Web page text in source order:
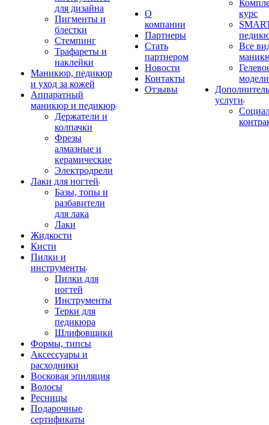
для дизайна
Пигменты и
блестки
Стемпинг
Трафареты и
наклейки
Маникюр, педикюр
и уход за кожей
Аппаратный
маникюр и педикюр
Держатели и
колпачки
Фрезы
алмазные и
керамические
Электродрели
Лаки для ногтей
Базы, топы и
разбавители
для лака
Лаки
Жидкости
Кисти
Пилки и
инструменты
Пилки для
ногтей
Инструменты
Терки для
педикюра
Шлифовщики
Формы, типсы
Аксессуары и
расходники
Восковая эпиляция
Волосы
Ресницы
Подарочные
сертификаты
О
компании
Партнеры
Стать
партнером
Новости
Контакты
Отзывы
курс
Все
услуги